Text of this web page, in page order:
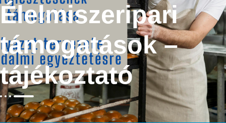
Élelmiszeripari
támogatások –
tájékoztató